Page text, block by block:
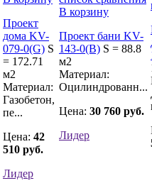
Проект
дома KV-
079-0(G) S
= 172.71
м2
Материал:
Газобетон,
пе...
Цена: 42
510 руб.
Лидер
В корзину
Проект бани KV-
143-0(B) S = 88.8
м2
Материал:
Оцилиндрованн...
Цена: 30 760 руб.
Лидер